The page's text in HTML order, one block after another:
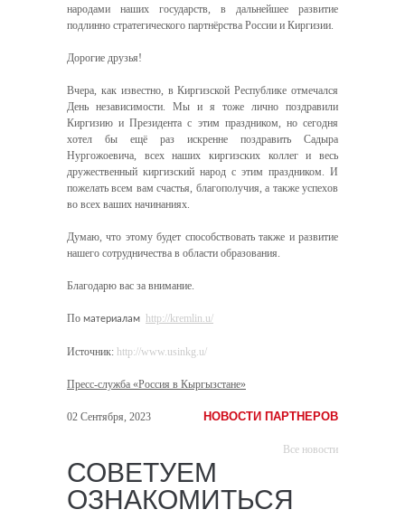
народами наших государств, в дальнейшее развитие
подлинно стратегического партнёрства России и Киргизии.
Дорогие друзья!
Вчера, как известно, в Киргизской Республике отмечался
День независимости. Мы и я тоже лично поздравили
Киргизию и Президента с этим праздником, но сегодня
хотел бы ещё раз искренне поздравить Садыра
Нургожоевича, всех наших киргизских коллег и весь
дружественный киргизский народ с этим праздником. И
пожелать всем вам счастья, благополучия, а также успехов
во всех ваших начинаниях.
Думаю, что этому будет способствовать также и развитие
нашего сотрудничества в области образования.
Благодарю вас за внимание.
По материалам http://kremlin.u/
Источник: http://www.usinkg.u/
Пресс-служба «Россия в Кыргызстане»
02 Сентября, 2023 НОВОСТИ ПАРТНЕРОВ
Все новости
СОВЕТУЕМ
ОЗНАКОМИТЬСЯ